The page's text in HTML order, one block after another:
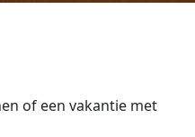
of een vakantie met